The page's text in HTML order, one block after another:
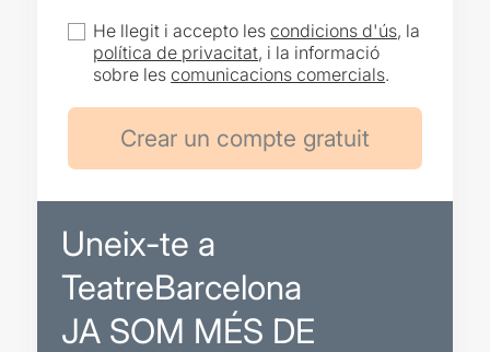
He llegit i accepto lescondicions d'ús, la
política de privacitat, i la informació
sobre lescomunicacions comercials.
Uneix-te a
TeatreBarcelona
JA SOM MÉS DE